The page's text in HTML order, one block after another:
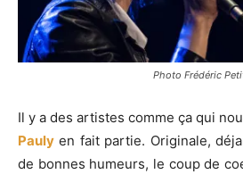
Photo Frédéric
Il y a des artistes comme ça qui
Pauly en fait partie. Originale,
de bonnes humeurs, le coup de